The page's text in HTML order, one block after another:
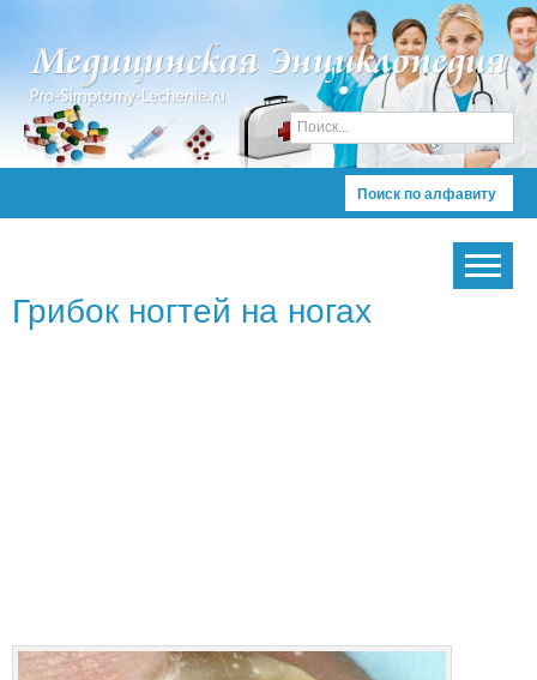
Поиск по алфавиту
Грибок ногтей на ногах